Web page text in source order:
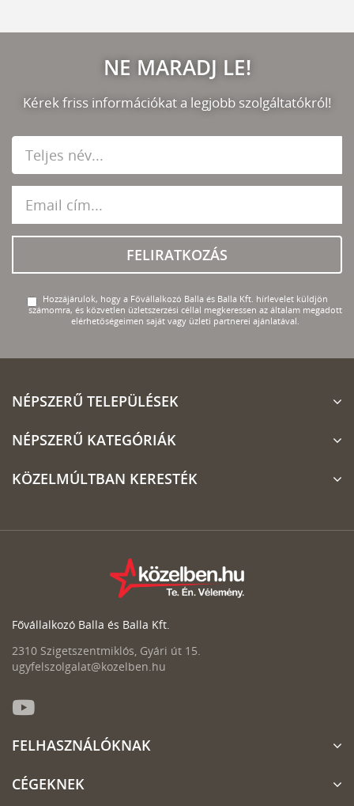
NE MARADJ LE!
Kérek friss információkat a legjobb szolgáltatókról!
FELIRATKOZÁS
Hozzájárulok, hogy a Fővállalkozó Balla és Balla Kft. hírlevelet küldjön
számomra, és közvetlen üzletszerzési céllal megkeressen az általam megadott
elérhetőségeimen saját vagy üzleti partnerei ajánlatával.
NÉPSZERŰ TELEPÜLÉSEK
NÉPSZERŰ KATEGÓRIÁK
KÖZELMÚLTBAN KERESTÉK
Fővállalkozó Balla és Balla Kft.
2310 Szigetszentmiklós, Gyári út 15.
ugyfelszolgalat@kozelben.hu
FELHASZNÁLÓKNAK
CÉGEKNEK